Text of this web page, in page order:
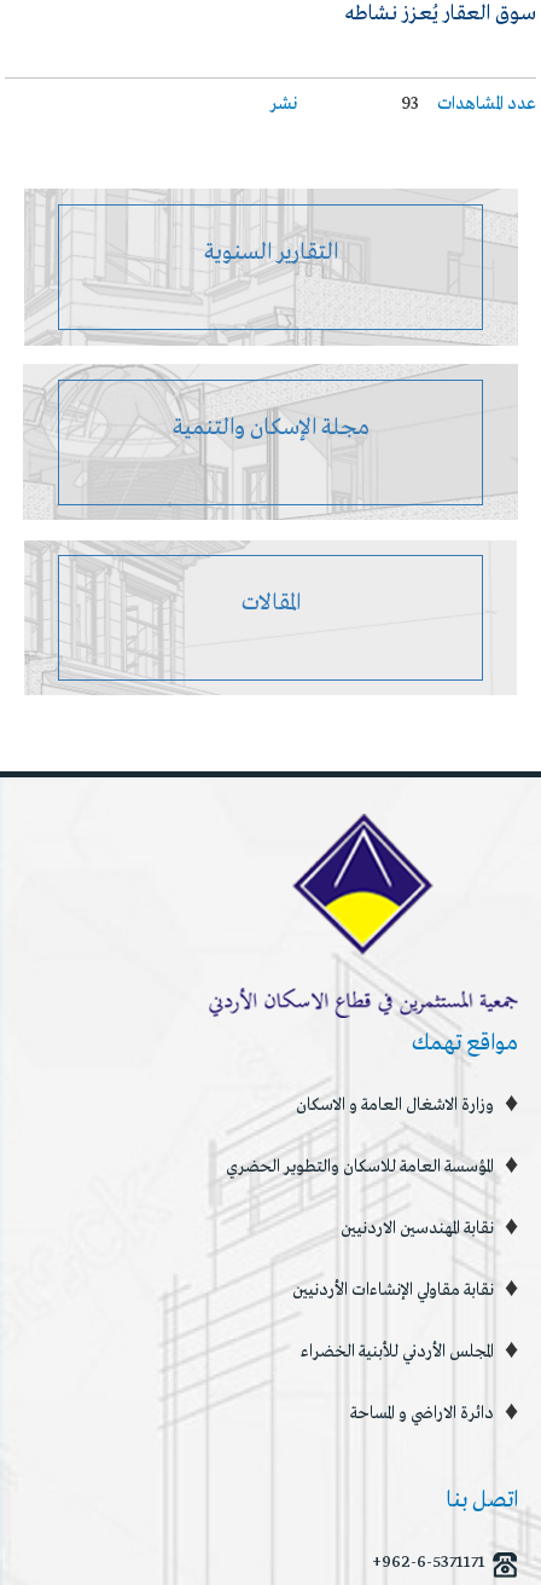
سـوق العقـار يُعـزز نـشاطه
نشر عدد المشاهدات 93
التقارير السنوية
مجلة الإسكان والتنمية
المقالات
مواقع تهمك
وزارة الاشغال العامة و الاسكان
المؤسسة العامة للاسكان والتطوير الحضري
نقابة المهندسين الاردنيين
نقابة مقاولي الإنشاءات الأردنيين
المجلس الأردني للأبنية الخضراء
دائرة الاراضي و المساحة
اتصل بنا
+962-6-5371171